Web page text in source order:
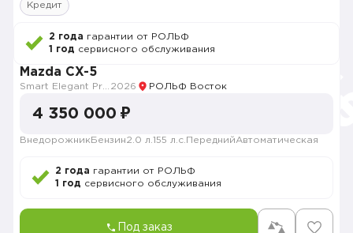
Кредит
2 года гарантии от РОЛЬФ
1 год сервисного обслуживания
Mazda CX-5
2026 РОЛЬФ Восток
4 350 000 ₽
Внедорожник Бензин2.0 л. 155 л.с. ПереднийАвтоматическая
2 года гарантии от РОЛЬФ
1 год сервисного обслуживания
Под заказ